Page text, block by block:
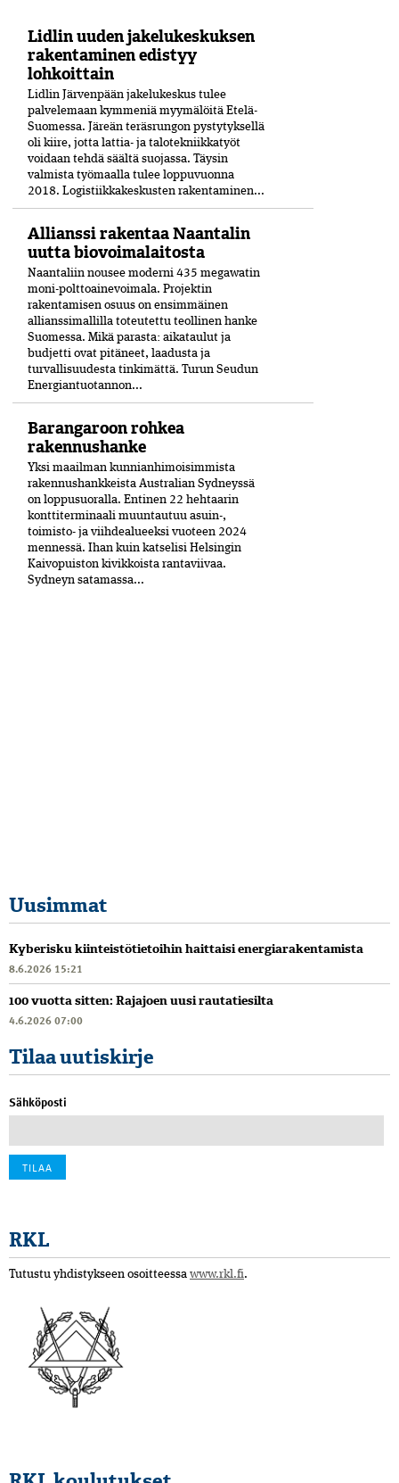
Lidlin uuden jakelukeskuksen
rakentaminen edistyy
lohkoittain
Lidlin Järvenpään jakelukeskus tulee
palvelemaan kymmeniä myymälöitä Etelä-
Suomessa. Järeän teräsrungon pystytyksellä
oli kiire, jotta lattia- ja talotekniikkatyöt
voidaan tehdä säältä suojassa. Täysin
valmista työmaalla tulee loppuvuonna
2018. Logistiikkakeskusten rakentaminen...
Allianssi rakentaa Naantalin
uutta biovoimalaitosta
Naantaliin nousee moderni 435 megawatin
moni-polttoainevoimala. Projektin
rakentamisen osuus on ensimmäinen
allianssimallilla toteutettu teollinen hanke
Suomessa. Mikä parasta: aikataulut ja
budjetti ovat pitäneet, laadusta ja
turvallisuudesta tinkimättä. Turun Seudun
Energiantuotannon...
Barangaroon rohkea
rakennushanke
Yksi maailman kunnianhimoisimmista
rakennushankkeista Australian Sydneyssä
on loppusuoralla. Entinen 22 hehtaarin
konttiterminaali muuntautuu asuin-,
toimisto- ja viihdealueeksi vuoteen 2024
mennessä. Ihan kuin katselisi Helsingin
Kaivopuiston kivikkoista rantaviivaa.
Sydneyn satamassa...
Uusimmat
Kyberisku kiinteistötietoihin haittaisi energiarakentamista
8.6.2026 15:21
100 vuotta sitten: Rajajoen uusi rautatiesilta
4.6.2026 07:00
Tilaa uutiskirje
Sähköposti
RKL
Tutustu yhdistykseen osoitteessa www.rkl.fi.